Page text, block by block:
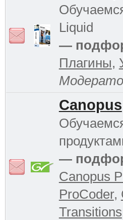
Liquid
—
Плагины,
Canopus
—
Canopus
ProCoder,
Transitions